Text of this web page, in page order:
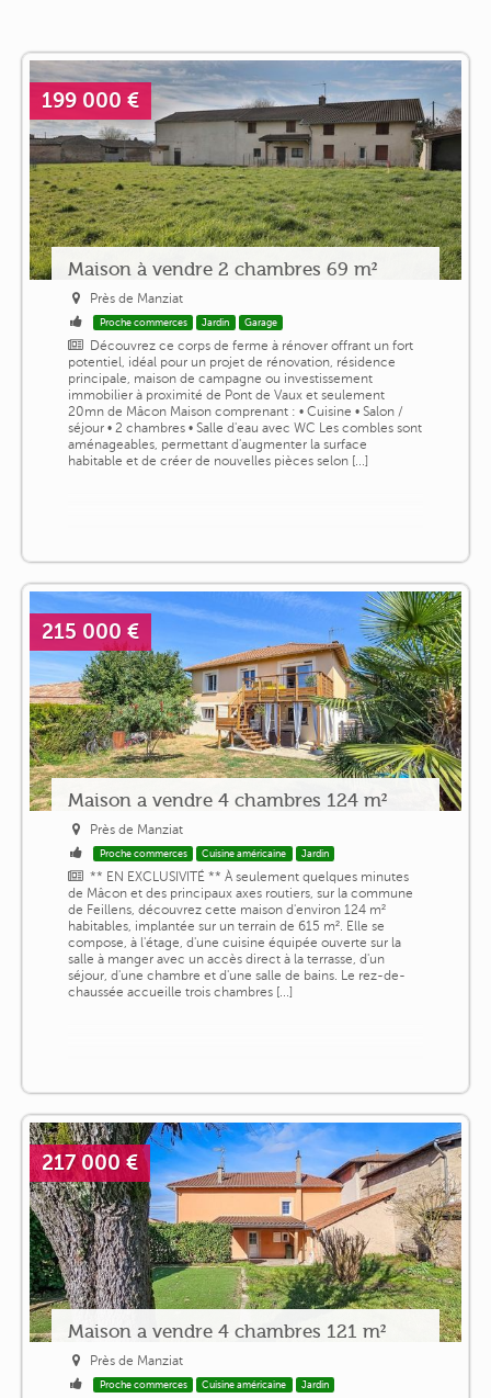
199 000 €
Maison à vendre 2 chambres 69 m²
Près de Manziat
Proche commerces Jardin Garage
Découvrez ce corps de ferme à rénover offrant un fort
potentiel, idéal pour un projet de rénovation, résidence
principale, maison de campagne ou investissement
immobilier à proximité de Pont de Vaux et seulement
20mn de Mâcon Maison comprenant : • Cuisine • Salon /
séjour • 2 chambres • Salle d'eau avec WC Les combles sont
aménageables, permettant d'augmenter la surface
habitable et de créer de nouvelles pièces selon [...]
215 000 €
Maison a vendre 4 chambres 124 m²
Près de Manziat
Proche commerces Cuisine américaine Jardin
** EN EXCLUSIVITÉ ** À seulement quelques minutes
de Mâcon et des principaux axes routiers, sur la commune
de Feillens, découvrez cette maison d'environ 124 m²
habitables, implantée sur un terrain de 615 m². Elle se
compose, à l'étage, d'une cuisine équipée ouverte sur la
salle à manger avec un accès direct à la terrasse, d'un
séjour, d'une chambre et d'une salle de bains. Le rez-de-
chaussée accueille trois chambres [...]
217 000 €
Maison a vendre 4 chambres 121 m²
Près de Manziat
Proche commerces Cuisine américaine Jardin